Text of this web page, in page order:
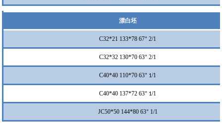
漂白坯
C32*21 133*78 67”2/1
C32*32 130*70 63”2/1
C40*40 110*70 63” 1/1
C40*40 137*72 63” 1/1
JC50*50 144*80 63” 1/1